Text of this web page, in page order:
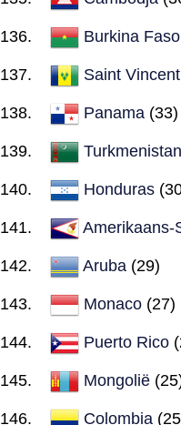
Burkina Faso
Saint
Panama (33)
Turkmenistan
Honduras
Amerikaans-
Aruba (29)
Monaco (27)
Puerto Rico
Mongolië
Colombia